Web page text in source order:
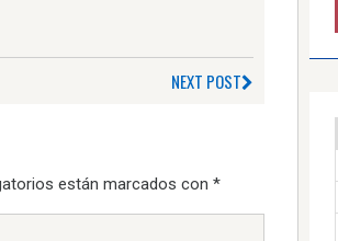
NEXT POST
están marcados con *